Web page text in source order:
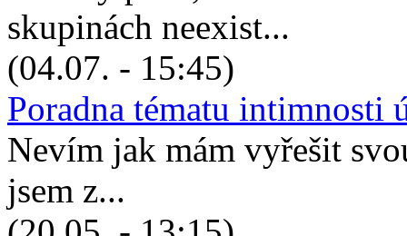
skupinách neexist...
(04.07. - 15:45)
Poradna tématu intimnosti
Nevím jak mám vyřešit
jsem z...